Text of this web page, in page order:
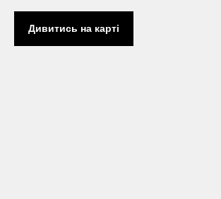
Дивитись на карті